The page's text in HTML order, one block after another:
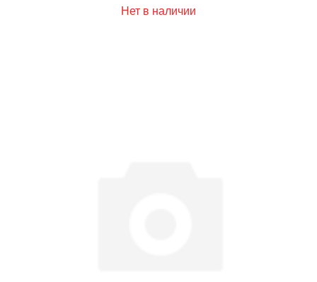
Нет в наличии